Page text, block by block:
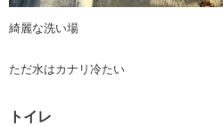
綺麗な洗い場
ただ水はカナリ冷たい
トイレ